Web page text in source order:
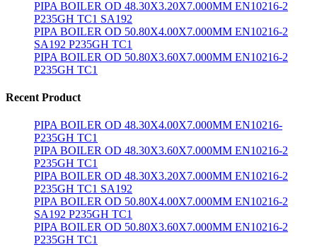
PIPA BOILER OD 48.30X3.20X7.000MM EN10216-2
P235GH TC1 SA192
PIPA BOILER OD 50.80X4.00X7.000MM EN10216-2
SA192 P235GH TC1
PIPA BOILER OD 50.80X3.60X7.000MM EN10216-2
P235GH TC1
Recent Product
PIPA BOILER OD 48.30X4.00X7.000MM EN10216-
P235GH TC1
PIPA BOILER OD 48.30X3.60X7.000MM EN10216-2
P235GH TC1
PIPA BOILER OD 48.30X3.20X7.000MM EN10216-2
P235GH TC1 SA192
PIPA BOILER OD 50.80X4.00X7.000MM EN10216-2
SA192 P235GH TC1
PIPA BOILER OD 50.80X3.60X7.000MM EN10216-2
P235GH TC1